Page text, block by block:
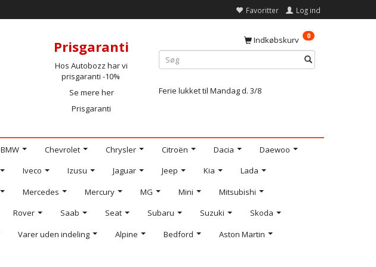
Favoritter Log ind
Prisgaranti
Hos Autobozz har vi
prisgaranti -10%
Se mere her
Prisgaranti
Indkøbskurv 0
Ferie lukket til Mandag d. 3/8
BMW Chevrolet Chrysler Citroën Dacia
Daewoo
Iveco Izusu Jaguar Jeep Kia
Lada
Mercedes Mercury MG Mini
Mitsubishi
Rover Saab Seat Subaru Suzuki
Skoda
Varer uden indeling Alpine Bedford
Aston Martin